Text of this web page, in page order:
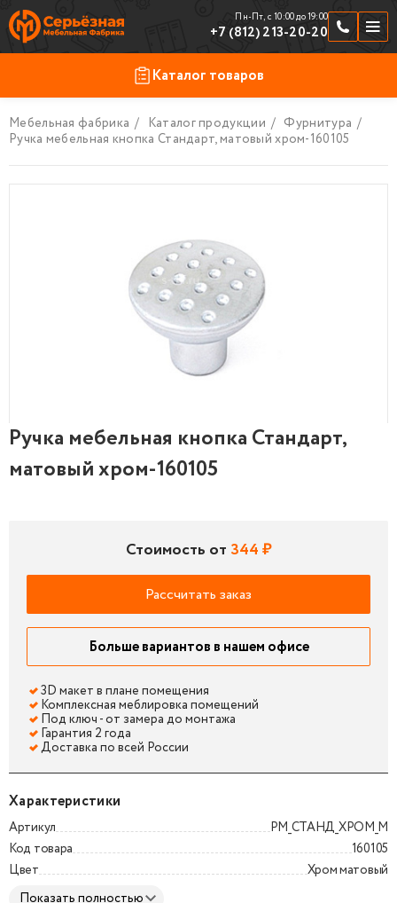
+7 (812) 213-20-20
Пн-Пт, с 10:00 до 19:00
Каталог товаров
Продукция По отраслям
Шкафчики
Стойки ресепшен
Торговая мебель
Замки к шкафчикам
Мебельная фабрика / Каталог продукции / Фурнитура /
Ручка мебельная кнопка Стандарт, матовый хром-160105
Ручка мебельная кнопка Стандарт, матовый хром-
Ручка мебельная кнопка Стандарт,
матовый хром-160105
Стоимость от 344 ₽
Рассчитать заказ
Больше вариантов в нашем офисе
3D макет в плане помещения
Комплексная меблировка помещений
Под ключ - от замера до монтажа
Гарантия 2 года
Доставка по всей России
Характеристики
Артикул
РМ_СТАНД_ХРОМ_М
Код товара
160105
Цвет
Хром матовый
Показать полностью